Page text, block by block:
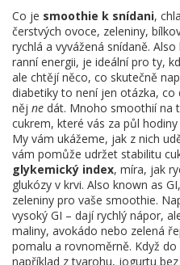
Co je smoothie k snídani,
čerstvých ovoce, zeleniny,
rychlá a vyvážená snídaně.
ranní energii, je ideální pro ty,
ale chtějí něco, co skutečně
diabetiky to není jen otázka,
něj ne dát. Mnoho smoothií na
cukrem, které vás za půl
My vám ukážeme, jak z nich
vám pomůže udržet stabilitu
glykemický index, míra, jak
glukózy v krvi. Also known as GI
zeleniny pro vaše smoothie.
vysoký GI – dají rychlý nápor,
maliny, avokádo nebo zelená
pomalu a rovnoměrně. Když
například z tvarohu, jogurtu